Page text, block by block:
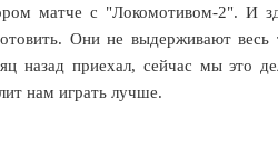
матче с "Локомотивом-2". И
Они не выдерживают
назад приехал, сейчас мы это
нам играть лучше.